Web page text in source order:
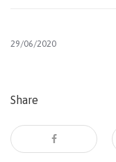
29/06/2020
Share